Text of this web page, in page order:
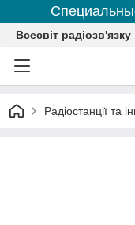
Всесвіт радіозв'язку
Радіостанції та